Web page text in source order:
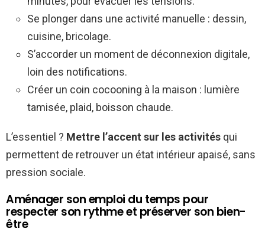
Se plonger dans une activité manuelle : dessin,
cuisine, bricolage.
S’accorder un moment de déconnexion digitale,
loin des notifications.
Créer un coin cocooning à la maison : lumière
tamisée, plaid, boisson chaude.
L’essentiel ? Mettre l’accent sur les activités qui
permettent de retrouver un état intérieur apaisé, sans
pression sociale.
Aménager son emploi du temps pour
respecter son rythme et préserver son bien-
être